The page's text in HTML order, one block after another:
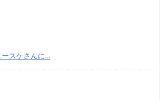
スケさんに...